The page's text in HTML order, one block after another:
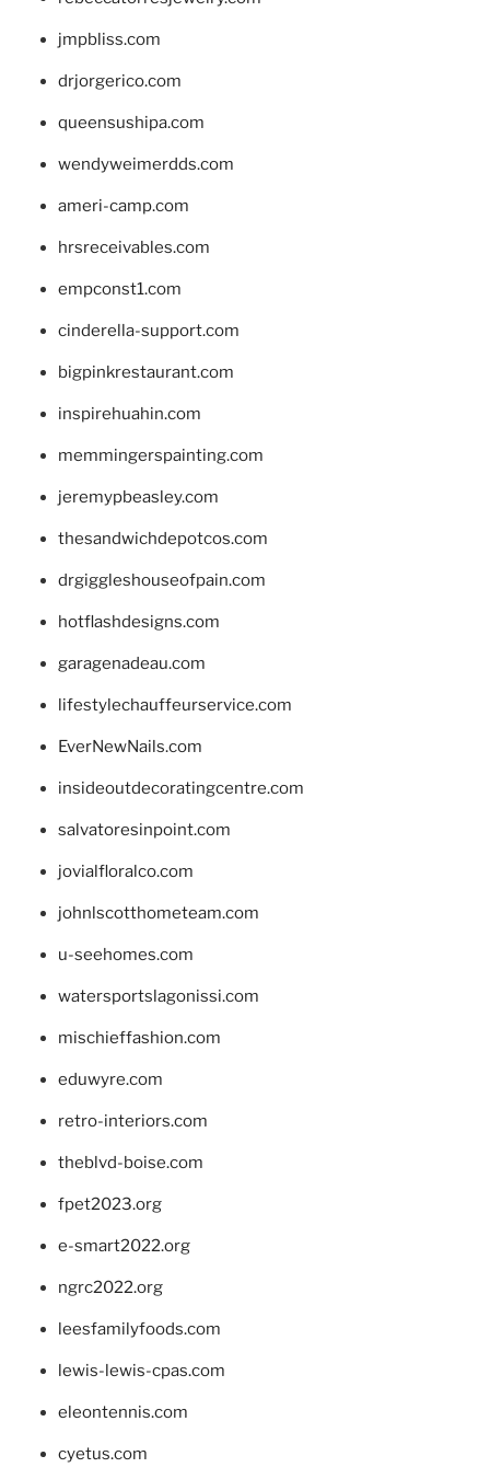
jmpbliss.com
drjorgerico.com
queensushipa.com
wendyweimerdds.com
ameri-camp.com
hrsreceivables.com
empconst1.com
cinderella-support.com
bigpinkrestaurant.com
inspirehuahin.com
memmingerspainting.com
jeremypbeasley.com
thesandwichdepotcos.com
drgiggleshouseofpain.com
hotflashdesigns.com
garagenadeau.com
lifestylechauffeurservice.com
EverNewNails.com
insideoutdecoratingcentre.com
salvatoresinpoint.com
jovialfloralco.com
johnlscotthometeam.com
u-seehomes.com
watersportslagonissi.com
mischieffashion.com
eduwyre.com
retro-interiors.com
theblvd-boise.com
fpet2023.org
e-smart2022.org
ngrc2022.org
leesfamilyfoods.com
lewis-lewis-cpas.com
eleontennis.com
cyetus.com